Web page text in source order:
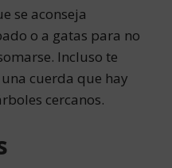
se aconseja
o a gatas para no
Incluso te
cuerda que hay
cercanos.